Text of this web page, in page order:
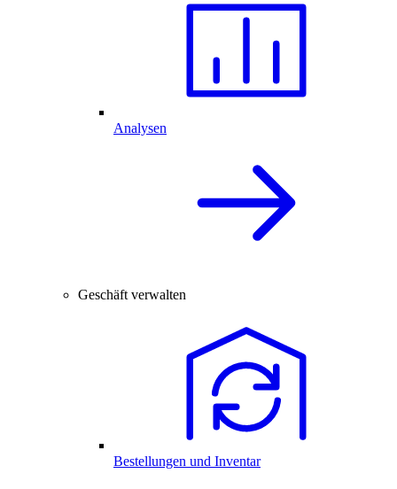
Analysen
Geschäft verwalten
Bestellungen und Inventar